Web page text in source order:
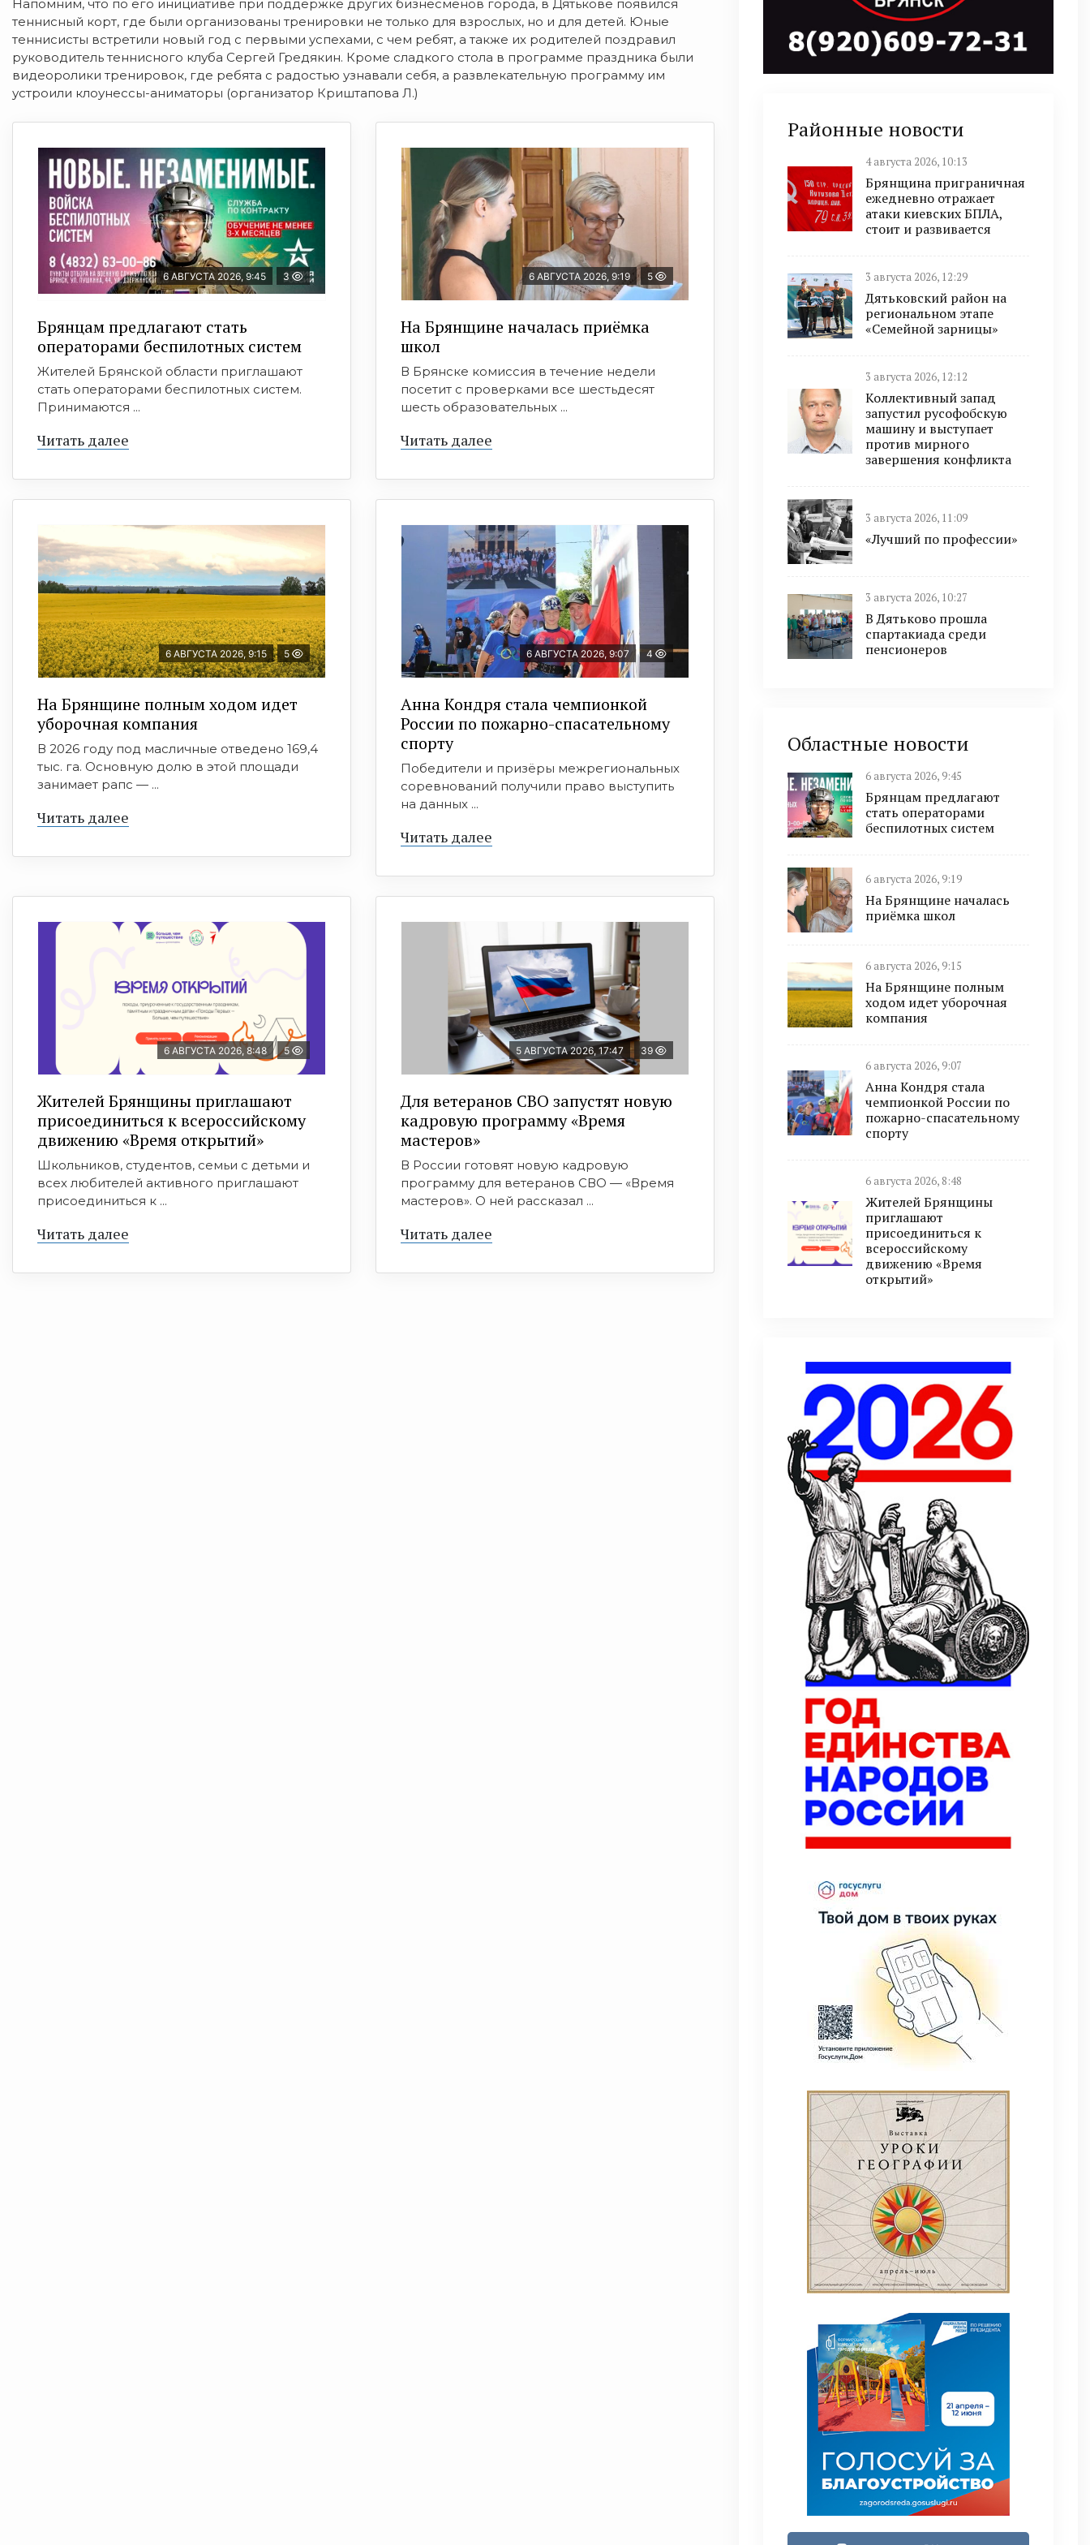
Напомним, что по его инициативе при поддержке других бизнесменов города, в Дятькове появился
теннисный корт, где были организованы тренировки не только для взрослых, но и для детей. Юные
теннисисты встретили новый год с первыми успехами, с чем ребят, а также их родителей поздравил
руководитель теннисного клуба Сергей Гредякин. Кроме сладкого стола в программе праздника были
видеоролики тренировок, где ребята с радостью узнавали себя, а развлекательную программу им
устроили клоунессы-аниматоры (организатор Криштапова Л.)
6 АВГУСТА 2026, 9:45 3
Брянцам предлагают cтать
оперaтoрами бeспилотных систeм
Жителей Брянской области приглашают
стать операторами беспилотных систем.
Принимаются ...
Читать далее
6 АВГУСТА 2026, 9:19 5
На Брянщине началась приёмка
школ
В Брянске комиссия в течение недели
посетит с проверками все шестьдесят
шесть образовательных ...
Читать далее
6 АВГУСТА 2026, 9:15 5
На Брянщине полным ходом идет
уборочная компания
В 2026 году под масличные отведено 169,4
тыс. га. Основную долю в этой площади
занимает рапс — ...
Читать далее
6 АВГУСТА 2026, 9:07 4
Анна Кондря стала чемпионкой
России по пожарно-спасательному
спорту
Победители и призёры межрегиональных
соревнований получили право выступить
на данных ...
Читать далее
6 АВГУСТА 2026, 8:48 5
Жителей Брянщины приглашают
присоединиться к всероссийскому
движению «Время открытий»
Школьников, студентов, семьи с детьми и
всех любителей активного приглашают
присоединиться к ...
Читать далее
5 АВГУСТА 2026, 17:47 39
Для ветеранов СВО запустят новую
кадровую программу «Время
мастеров»
В России готовят новую кадровую
программу для ветеранов СВО — «Время
мастеров». О ней рассказал ...
Читать далее
Районные новости
4 августа 2026, 10:13
Брянщина приграничная
ежедневно отражает
атаки киевских БПЛА,
стоит и развивается
3 августа 2026, 12:29
Дятьковский район на
региональном этапе
«Семейной зарницы»
3 августа 2026, 12:12
Коллективный запад
запустил русофобскую
машину и выступает
против мирного
завершения конфликта
3 августа 2026, 11:09
«Лучший по профессии»
3 августа 2026, 10:27
В Дятьково прошла
спартакиада среди
пенсионеров
Областные новости
6 августа 2026, 9:45
Брянцам предлагают
cтать оперaтoрами
бeспилотных систeм
6 августа 2026, 9:19
На Брянщине началась
приёмка школ
6 августа 2026, 9:15
На Брянщине полным
ходом идет уборочная
компания
6 августа 2026, 9:07
Анна Кондря стала
чемпионкой России по
пожарно-спасательному
спорту
6 августа 2026, 8:48
Жителей Брянщины
приглашают
присоединиться к
всероссийскому
движению «Время
открытий»